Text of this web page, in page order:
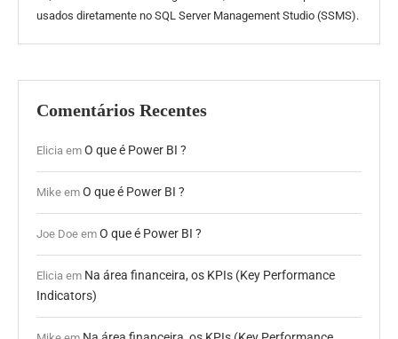
usados diretamente no SQL Server Management Studio (SSMS).
Comentários Recentes
Elicia em O que é Power BI ?
Mike em O que é Power BI ?
Joe Doe em O que é Power BI ?
Elicia em Na área financeira, os KPIs (Key Performance
Indicators)